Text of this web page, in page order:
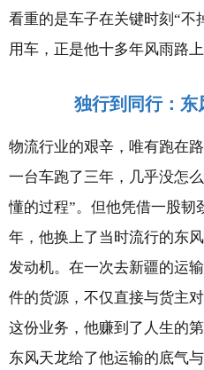
看重的是车子在关键时刻“不
用车，正是他十多年风雨路上
独行到同行：东
物流行业的艰辛，唯有跑在
一台车跑了三年，几乎没怎
懂的过程”。但他凭借一股韧
年，他换上了当时流行的东
发动机。在一次去新疆的运
件的货源，不仅直接与货主
这份业务，他赚到了人生的
东风天龙给了他运输的底气